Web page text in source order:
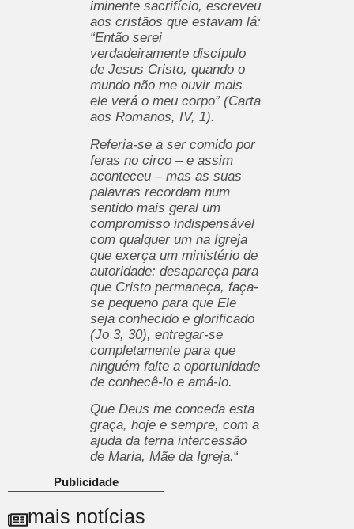
iminente sacrifício, escreveu
aos cristãos que estavam lá:
“Então serei
verdadeiramente discípulo
de Jesus Cristo, quando o
mundo não me ouvir mais
ele verá o meu corpo” (Carta
aos Romanos, IV, 1).
Referia-se a ser comido por
feras no circo – e assim
aconteceu – mas as suas
palavras recordam num
sentido mais geral um
compromisso indispensável
com qualquer um na Igreja
que exerça um ministério de
autoridade: desapareça para
que Cristo permaneça, faça-
se pequeno para que Ele
seja conhecido e glorificado
(Jo 3, 30), entregar-se
completamente para que
ninguém falte a oportunidade
de conhecê-lo e amá-lo.
Que Deus me conceda esta
graça, hoje e sempre, com a
ajuda da terna intercessão
de Maria, Mãe da Igreja.“
Publicidade
mais notícias